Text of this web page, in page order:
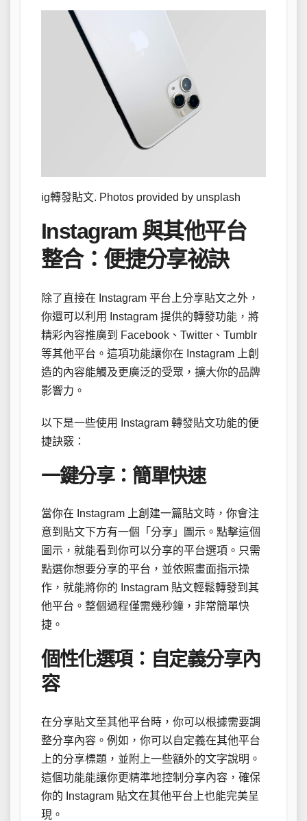
ig轉發貼文. Photos provided by unsplash
Instagram 與其他平台
整合：便捷分享祕訣
除了直接在 Instagram 平台上分享貼文之外，
你還可以利用 Instagram 提供的轉發功能，將
精彩內容推廣到 Facebook、Twitter、Tumblr
等其他平台。這項功能讓你在 Instagram 上創
造的內容能觸及更廣泛的受眾，擴大你的品牌
影響力。
以下是一些使用 Instagram 轉發貼文功能的便
捷訣竅：
一鍵分享：簡單快速
當你在 Instagram 上創建一篇貼文時，你會注
意到貼文下方有一個「分享」圖示。點擊這個
圖示，就能看到你可以分享的平台選項。只需
點選你想要分享的平台，並依照畫面指示操
作，就能將你的 Instagram 貼文輕鬆轉發到其
他平台。整個過程僅需幾秒鐘，非常簡單快
捷。
個性化選項：自定義分享內
容
在分享貼文至其他平台時，你可以根據需要調
整分享內容。例如，你可以自定義在其他平台
上的分享標題，並附上一些額外的文字說明。
這個功能能讓你更精準地控制分享內容，確保
你的 Instagram 貼文在其他平台上也能完美呈
現。